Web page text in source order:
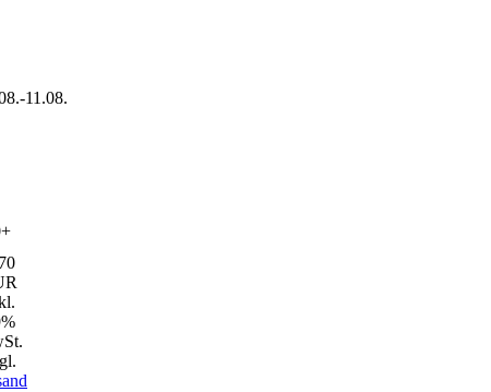
11.08.